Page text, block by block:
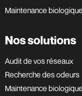
Maintenance
Nos solutions
Audit de vos réseaux
Recherche des odeurs
Maintenance biologique